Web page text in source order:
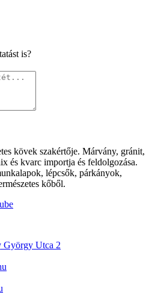
is?
kövek szakértője. Márvány, gránit,
és kvarc importja és feldolgozása.
lépcsők, párkányok,
kőből.
György Utca 2